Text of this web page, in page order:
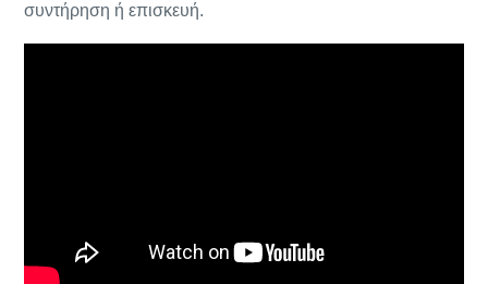
συντήρηση ή επισκευή.